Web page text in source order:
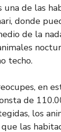
una de las
donde
de la
techo.
en
de
los
las